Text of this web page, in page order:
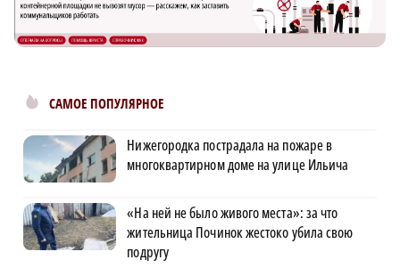
САМОЕ ПОПУЛЯРНОЕ
Нижегородка пострадала на пожаре в
многоквартирном доме на улице Ильича
«На ней не было живого места»: за что
жительница Починок жестоко убила свою
подругу